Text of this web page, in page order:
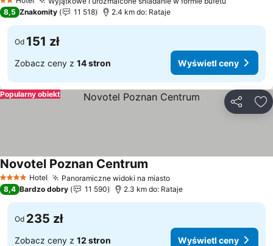
2 Kategoria
8,5 Znakomity 11 518 2.4 km do: Rataje
Od 151 zł
Zobacz ceny z 14 stron Wyświetl ceny
Popularny obiekt
4 KategoriaHotel Panoramiczne widoki na miastoWyświetl ceny
Novotel Poznan Centrum
8,4 Bardzo dobry 11 590 2.3 km do: Rataje
Od 235 zł
Zobacz ceny z 12 stron Wyświetl ceny